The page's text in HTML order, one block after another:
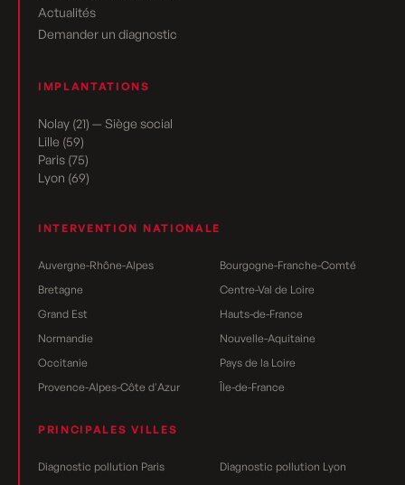
Actualités
Demander un diagnostic
IMPLANTATIONS
Nolay (21) — Siège social
Lille (59)
Paris (75)
Lyon (69)
INTERVENTION NATIONALE
Auvergne-Rhône-Alpes
Bourgogne-Franche-Comté
Bretagne
Centre-Val de Loire
Grand Est
Hauts-de-France
Normandie
Nouvelle-Aquitaine
Occitanie
Pays de la Loire
Provence-Alpes-Côte d'Azur
Île-de-France
PRINCIPALES VILLES
Diagnostic pollution Paris
Diagnostic pollution Lyon